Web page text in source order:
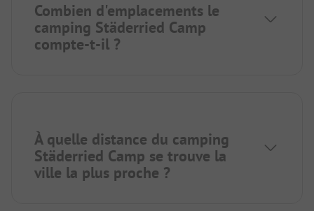
Combien d'emplacements le
camping Städerried Camp
compte-t-il ?
À quelle distance du camping
Städerried Camp se trouve la
ville la plus proche ?